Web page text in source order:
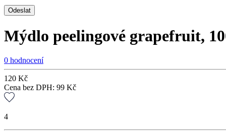
Mýdlo peelingové grapefruit,
0 hodnocení
120 Kč
Cena bez DPH: 99 Kč
4